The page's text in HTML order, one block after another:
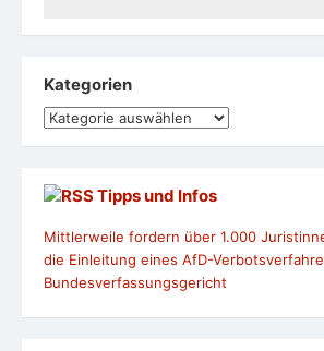
Kategorien
Kategorien
Tipps und Infos
Mittlerweile fordern über 1.000
die Einleitung eines AfD-
Bundesverfassungsgericht